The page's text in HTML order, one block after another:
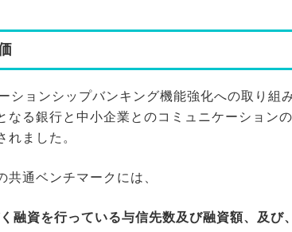
ションシップバンキング機能強化への取り組
なる銀行と中小企業とのコミュニケーション
れました。
通ベンチマークには、
融資を行っている与信先数及び融資額、及び